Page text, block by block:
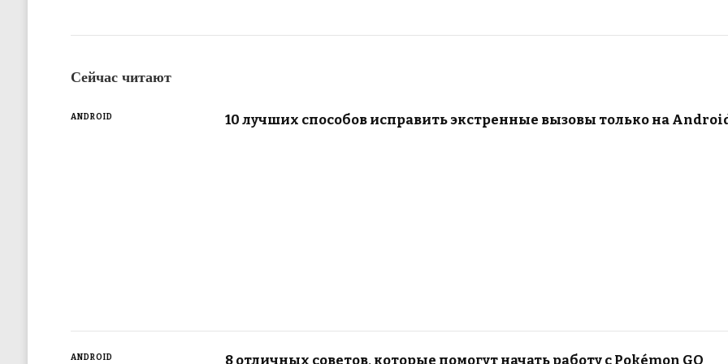
Сейчас читают
ANDROID 10 лучших способов исправить экстренные вызовы только на
ANDROID 8 отличных советов, которые помогут начать работу с Pokémon GO